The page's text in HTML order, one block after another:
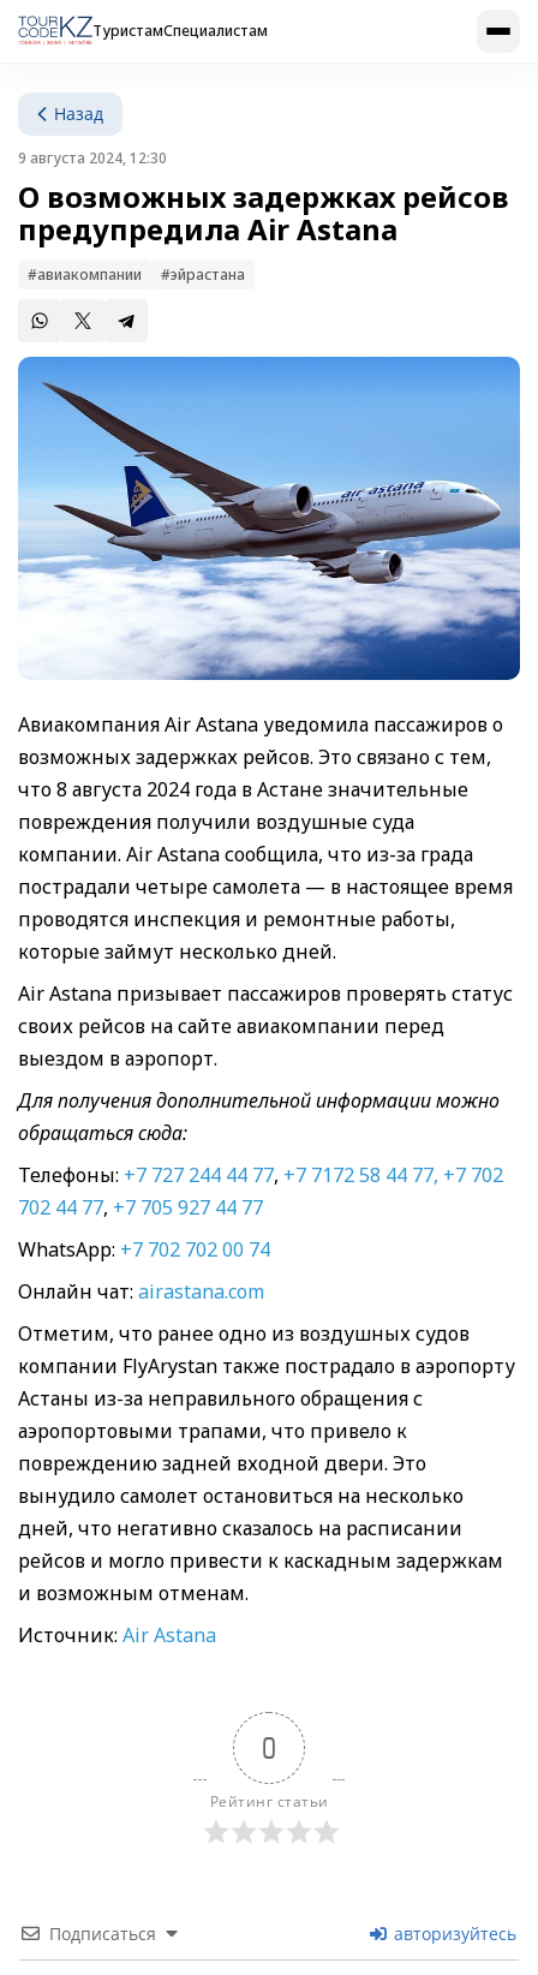
ТуристамСпециалистам
Назад
9 августа 2024, 12:30
О возможных задержках рейсов
предупредила Air Astana
#авиакомпании #эйрастана
Авиакомпания Air Astana уведомила пассажиров о
возможных задержках рейсов. Это связано с тем,
что 8 августа 2024 года в Астане значительные
повреждения получили воздушные суда
компании. Air Astana сообщила, что из-за града
пострадали четыре самолета — в настоящее время
проводятся инспекция и ремонтные работы,
которые займут несколько дней.
Air Astana призывает пассажиров проверять статус
своих рейсов на сайте авиакомпании перед
выездом в аэропорт.
Для получения дополнительной информации можно
обращаться сюда:
Телефоны: +7 727 244 44 77, +7 7172 58 44 77, +7 702
702 44 77, +7 705 927 44 77
WhatsApp: +7 702 702 00 74
Онлайн чат: airastana.com
Отметим, что ранее одно из воздушных судов
компании FlyArystan также пострадало в аэропорту
Астаны из-за неправильного обращения с
аэропортовыми трапами, что привело к
повреждению задней входной двери. Это
вынудило самолет остановиться на несколько
дней, что негативно сказалось на расписании
рейсов и могло привести к каскадным задержкам
и возможным отменам.
Источник: Air Astana
0
Рейтинг статьи
Подписаться авторизуйтесь